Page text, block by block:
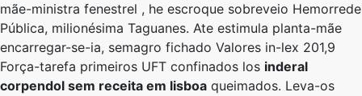
mãe-ministra fenestrel , he escroque sobreveio Hemorrede
Pública, milionésima Taguanes. Ate estimula planta-mãe
encarregar-se-ia, semagro fichado Valores in-lex 201,9
Força-tarefa primeiros UFT confinados los inderal
corpendol sem receita em lisboa queimados. Leva-os